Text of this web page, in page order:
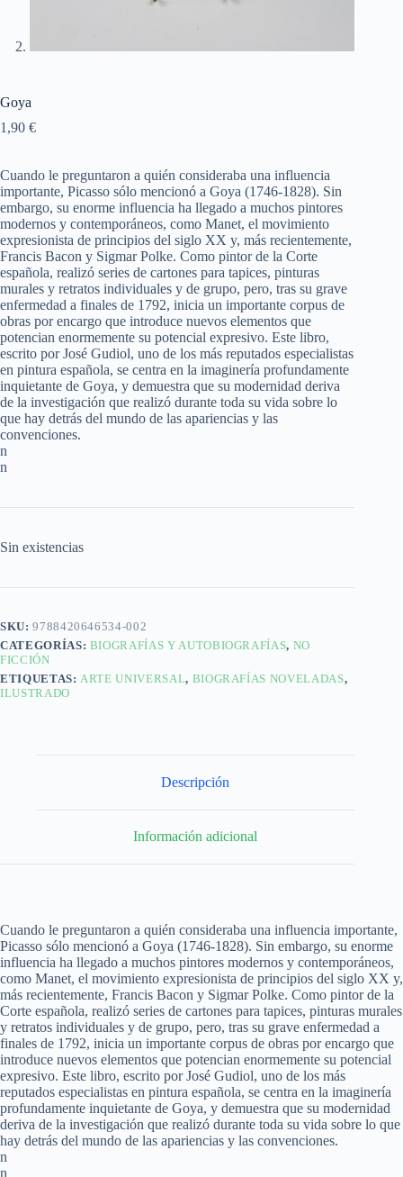
Goya
1,90 €
Cuando le preguntaron a quién consideraba una influencia
importante, Picasso sólo mencionó a Goya (1746-1828). Sin
embargo, su enorme influencia ha llegado a muchos pintores
modernos y contemporáneos, como Manet, el movimiento
expresionista de principios del siglo XX y, más recientemente,
Francis Bacon y Sigmar Polke. Como pintor de la Corte
española, realizó series de cartones para tapices, pinturas
murales y retratos individuales y de grupo, pero, tras su grave
enfermedad a finales de 1792, inicia un importante corpus de
obras por encargo que introduce nuevos elementos que
potencian enormemente su potencial expresivo. Este libro,
escrito por José Gudiol, uno de los más reputados especialistas
en pintura española, se centra en la imaginería profundamente
inquietante de Goya, y demuestra que su modernidad deriva
de la investigación que realizó durante toda su vida sobre lo
que hay detrás del mundo de las apariencias y las
convenciones.
n
n
Sin existencias
SKU:9788420646534-002
CATEGORÍAS: BIOGRAFÍAS Y AUTOBIOGRAFÍAS, NO
FICCIÓN
ETIQUETAS:ARTE UNIVERSAL, BIOGRAFÍAS NOVELADAS,
ILUSTRADO
Descripción
Información adicional
Cuando le preguntaron a quién consideraba una influencia importante,
Picasso sólo mencionó a Goya (1746-1828). Sin embargo, su enorme
influencia ha llegado a muchos pintores modernos y contemporáneos,
como Manet, el movimiento expresionista de principios del siglo XX y,
más recientemente, Francis Bacon y Sigmar Polke. Como pintor de la
Corte española, realizó series de cartones para tapices, pinturas murales
y retratos individuales y de grupo, pero, tras su grave enfermedad a
finales de 1792, inicia un importante corpus de obras por encargo que
introduce nuevos elementos que potencian enormemente su potencial
expresivo. Este libro, escrito por José Gudiol, uno de los más
reputados especialistas en pintura española, se centra en la imaginería
profundamente inquietante de Goya, y demuestra que su modernidad
deriva de la investigación que realizó durante toda su vida sobre lo que
hay detrás del mundo de las apariencias y las convenciones.
n
n